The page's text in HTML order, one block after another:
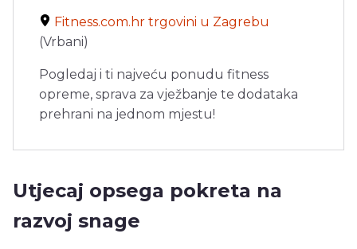
Fitness.com.hr trgovini u Zagrebu
(Vrbani)
Pogledaj i ti najveću ponudu fitness
opreme, sprava za vježbanje te dodataka
prehrani na jednom mjestu!
Utjecaj opsega pokreta na
razvoj snage